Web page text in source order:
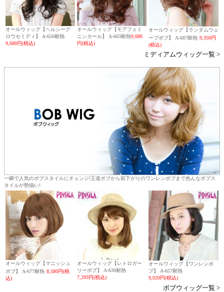
オールウィッグ【ヘルシーグ
ロウセミディ】 A-656耐熱
9,680円(税込)
オールウィッグ【モアフェミ
ニンカール】 A-663耐熱9,680
円(税込)
オールウィッグ【ランダムウェ
ーブボブ】 A-687耐熱 9,350円
(税込)
ミディアムウィッグ一覧 >
一瞬で人気のボブスタイルにチェンジ!王道ボブから前下がりのワンレンボブまで色んなボブス
タイルが勢揃い!
オールウィッグ【マニッシュ
ボブ】 A-677耐熱 8,580円(税
込)
オールウィッグ【レトロガー
リーボブ】 A-630耐熱
7,293円(税込)
オールウィッグ【ワンレンボ
ブ】 A-657耐熱
9,020円(税込)
ボブウィッグ一覧 >